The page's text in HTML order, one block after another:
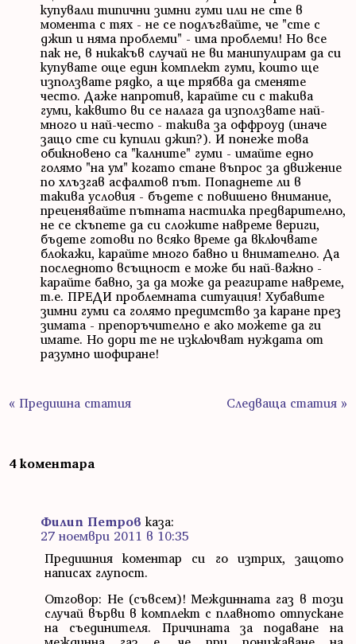
купували типични зимни гуми или не сте в
момента с тях - не се подлъгвайте, че "сте с
джип и няма проблеми" - има проблеми! Но все
пак не, в никакъв случай не ви манипулирам да си
купувате още един комплект гуми, които ще
използвате рядко, а ще трябва да сменяте
често. Даже напротив, карайте си с такива
гуми, каквито ви се налага да използвате най-
много и най-често - такива за оффроуд (иначе
защо сте си купили джип?). И понеже това
обикновено са "калните" гуми - имайте едно
голямо "на ум" когато стане въпрос за движение
по хлъзгав асфалтов път. Попаднете ли в
такива условия - бъдете с повишено внимание,
преценявайте пътната настилка предварително,
не се скъпете да си сложите навреме вериги,
бъдете готови по всяко време да включвате
блокажи, карайте много бавно и внимателно. Да
последното всъщност е може би най-важно -
карайте бавно, за да може да реагирате навреме,
т.е. ПРЕДИ проблемната ситуация! Хубавите
зимни гуми са голямо предимство за каране през
зимата - препоръчително е ако можете да ги
имате. Но дори те не изключват нуждата от
разумно шофиране!
« Предишна статия Следваща статия »
4 коментара
Филип Петров каза:
27 ноември 2011 в 10:35
Предишния коментар си го изтрих, защото
написах глупост.
Отговор: Не (съвсем)! Междинната газ в този
случай върви в комплект с плавното отпускане
на съединителя. Причината за подаване на